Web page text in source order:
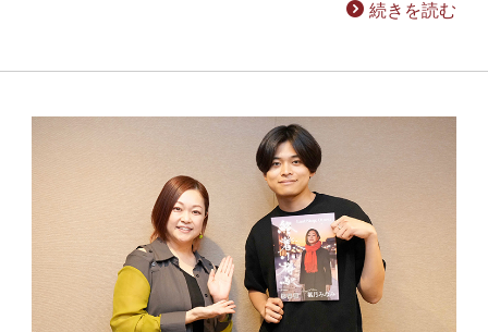
続きを読む